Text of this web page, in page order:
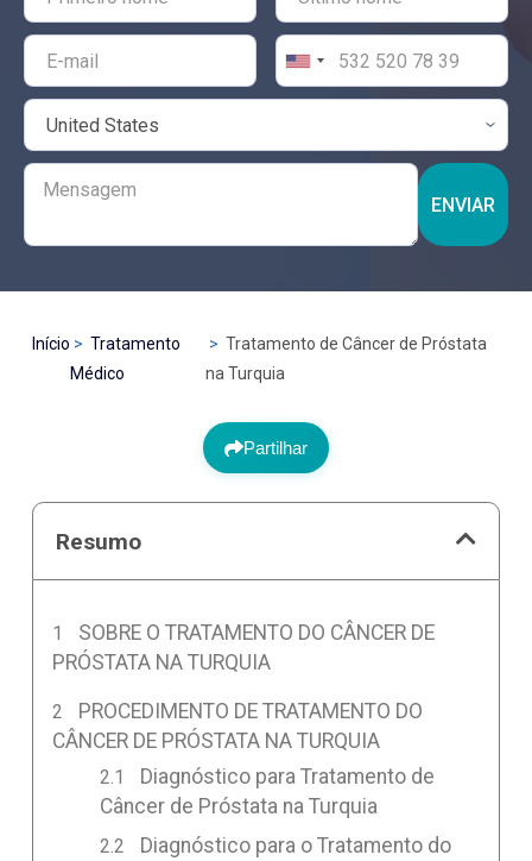
ENVIAR
Início
Tratamento
Médico
Tratamento de Câncer de Próstata
na Turquia
Partilhar
Resumo
SOBRE O TRATAMENTO DO CÂNCER DE
PRÓSTATA NA TURQUIA
PROCEDIMENTO DE TRATAMENTO DO
CÂNCER DE PRÓSTATA NA TURQUIA
Diagnóstico para Tratamento de
Câncer de Próstata na Turquia
Diagnóstico para o Tratamento do